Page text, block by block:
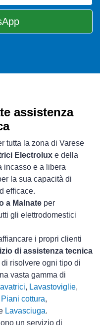
assistenza
tutta la zona di Varese
Electrolux e della
incasso e a libera
la sua capacità di
efficace.
a Malnate per
gli elettrodomestici
i propri clienti
di assistenza tecnica
risolvere ogni tipo di
vasta gamma di
, Lavastoviglie,
Piani cottura,
Lavasciuga.
un servizio di